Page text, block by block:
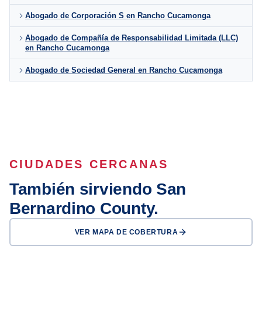
Abogado de Corporación S en Rancho Cucamonga
Abogado de Compañía de Responsabilidad Limitada (LLC)
en Rancho Cucamonga
Abogado de Sociedad General en Rancho Cucamonga
CIUDADES CERCANAS
También sirviendo San
Bernardino County.
VER MAPA DE COBERTURA